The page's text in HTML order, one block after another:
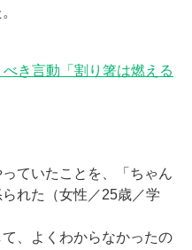
き言動「割り箸は燃える
ていたことを、「ちゃん
れた（女性／25歳／学
、よくわからなかったの